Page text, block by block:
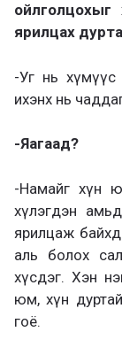
ойлголцохыг
ярилцах
-Уг нь хүмүүс
ихэнх нь
-Яагаад?
-Намайг хүн
хүлэгдэн
ярилцаж
аль болох
хүсдэг. Хэн
юм, хүн
гоё.